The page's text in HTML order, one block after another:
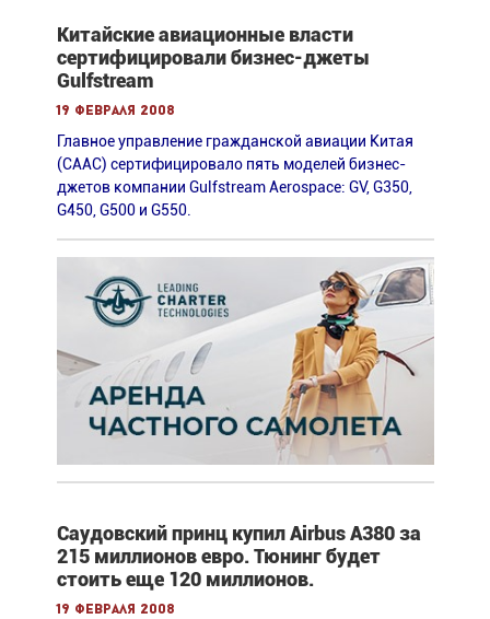
Китайские авиационные власти
сертифицировали бизнес-джеты
Gulfstream
19 февраля 2008
Главное управление гражданской авиации Китая
(CAAC) сертифицировало пять моделей бизнес-
джетов компании Gulfstream Aerospace: GV, G350,
G450, G500 и G550.
Саудовский принц купил Airbus А380 за
215 миллионов евро. Тюнинг будет
стоить еще 120 миллионов.
19 февраля 2008